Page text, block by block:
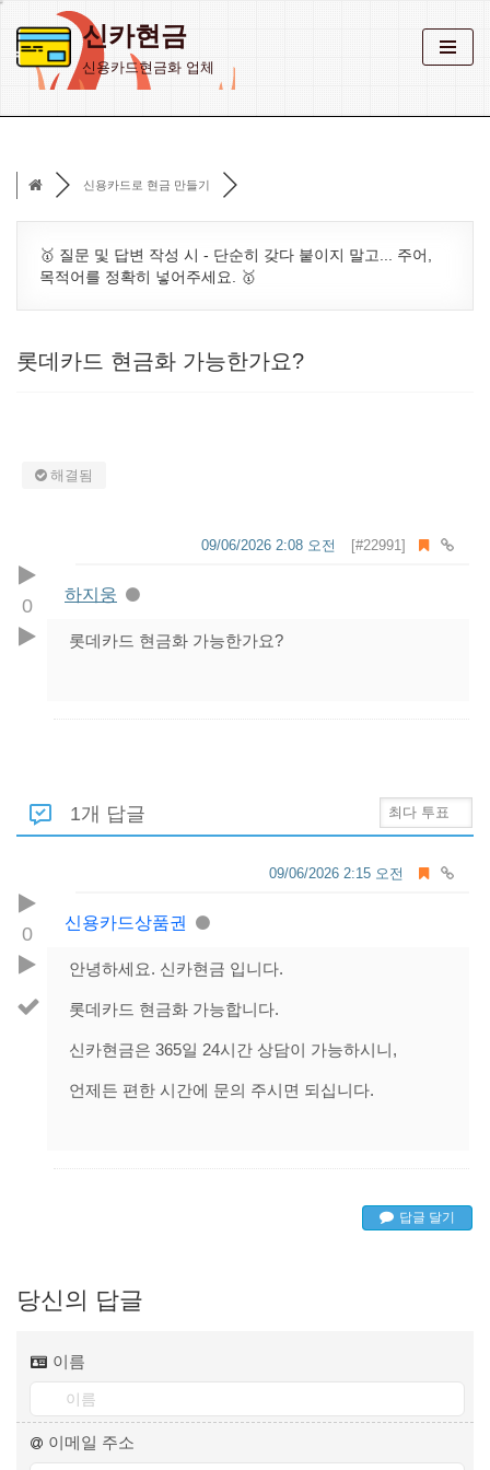
콘
너
신카현금
신용카드현금화 업체
신용카드로 현금 만들기
🥇 질문 및 답변 작성 시 - 단순히 갖다 붙이지 말고... 주어,
목적어를 정확히 넣어주세요. 🥇
롯데카드 현금화 가능한가요?
해결됨
0
[#22991]
09/06/2026 2:08 오전
하지웅
롯데카드 현금화 가능한가요?
1개 답글
0
09/06/2026 2:15 오전
신용카드상품권
안녕하세요. 신카현금 입니다.
롯데카드 현금화 가능합니다.
신카현금은 365일 24시간 상담이 가능하시니,
언제든 편한 시간에 문의 주시면 되십니다.
답글 달기
당신의 답글
이름
이메일 주소